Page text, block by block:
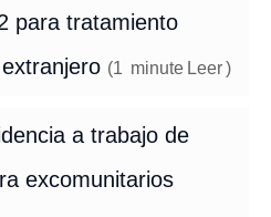
para tratamiento
(1 minute Leer)
a trabajo de
excomunitarios